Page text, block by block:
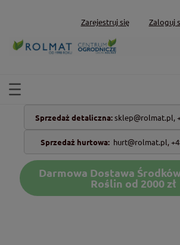
Zarejestruj się Zaloguj
Sprzedaż detaliczna: sklep@rolmat.pl,
Sprzedaż hurtowa: hurt@rolmat.pl,
Darmowa Dostawa
Roślin od 2000 zł